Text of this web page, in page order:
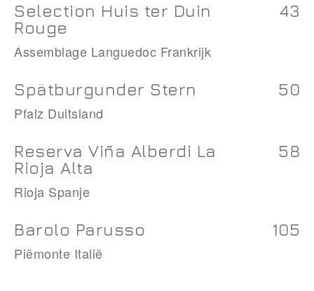
Selection Huis ter Duin
Rouge
43
Assemblage Languedoc Frankrijk
Spätburgunder Stern 50
Pfalz Duitsland
Reserva Viña Alberdi La
Rioja Alta
58
Rioja Spanje
Barolo Parusso 105
Piëmonte Italië